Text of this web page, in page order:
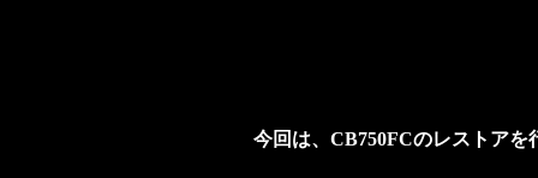
今回は、CB750FCのレストア